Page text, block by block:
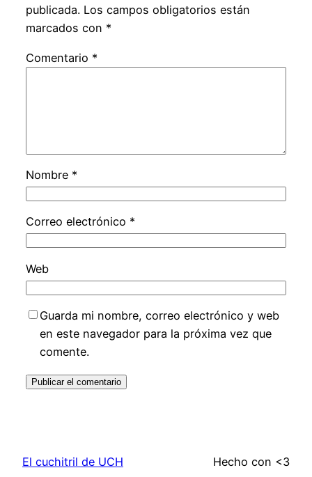
publicada. Los campos obligatorios están
marcados con *
Comentario *
Nombre *
Correo electrónico *
Web
Guarda mi nombre, correo electrónico y web
en este navegador para la próxima vez que
comente.
El cuchitril de UCH Hecho con <3